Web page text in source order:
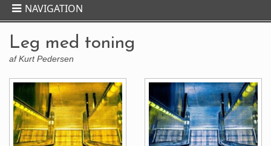
NAVIGATION
Leg med toning
af Kurt Pedersen